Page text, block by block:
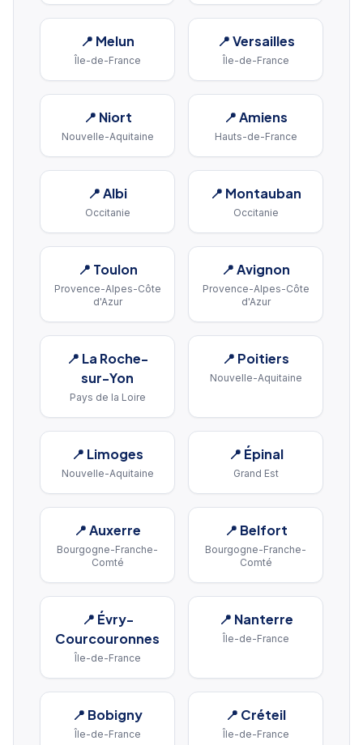
📍 Melun
Île-de-France
📍Versailles
Île-de-France
📍 Niort
Nouvelle-Aquitaine
📍Amiens
Hauts-de-France
📍Albi
Occitanie
📍 Montauban
Occitanie
📍 Toulon
Provence-Alpes-Côte
d'Azur
📍Avignon
Provence-Alpes-Côte
d'Azur
📍 La Roche-
sur-Yon
Pays de la Loire
📍 Poitiers
Nouvelle-Aquitaine
📍 Limoges
Nouvelle-Aquitaine
📍 Épinal
Grand Est
📍Auxerre
Bourgogne-Franche-
Comté
📍 Belfort
Bourgogne-Franche-
Comté
📍 Évry-
Courcouronnes
Île-de-France
📍 Nanterre
Île-de-France
📍 Bobigny
Île-de-France
📍 Créteil
Île-de-France